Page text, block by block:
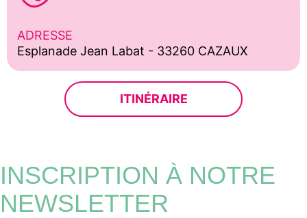
ADRESSE
Esplanade Jean Labat - 33260 CAZAUX
ITINÉRAIRE
INSCRIPTION À NOTRE
NEWSLETTER